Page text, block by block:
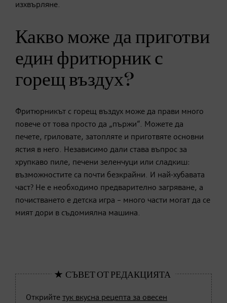
изхвърляне.
Какво може да приготви
един фритюрник с
горещ въздух?
Фритюрникът с горещ въздух може да прави много
повече от това просто да „пържи“. Можете да
печете, гриловате, затопляте и приготвяте основни
ястия в него. Независимо дали става въпрос за
хрупкаво пиле, печени зеленчуци или сладкиш:
възможностите са почти безкрайни. И най-хубавата
част? Не е необходимо предварително загряване, а
почистването е детска игра – много части могат да се
мият дори в съдомиялна машина.
Открийте тук вкусна рецепта за овесен